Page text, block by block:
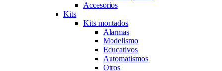
Accesorios
Kits
Kits montados
Alarmas
Modelismo
Educativos
Automatismos
Otros